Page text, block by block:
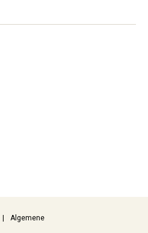
Algemene